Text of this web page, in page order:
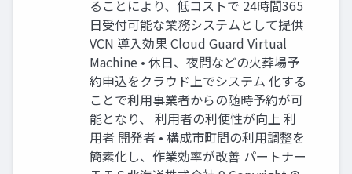
ることにより、低コストで 24時間365
⽇受付可能な業務システムとして提供
VCN 導⼊効果 Cloud Guard Virtual
Machine • 休⽇、夜間などの⽕葬場予
約申込をクラウド上でシステム 化する
ことで利⽤事業者からの随時予約が可
能となり、 利⽤者の利便性が向上 利
⽤者 開発者 • 構成市町間の利⽤調整を
簡素化し、作業効率が改善 パートナー